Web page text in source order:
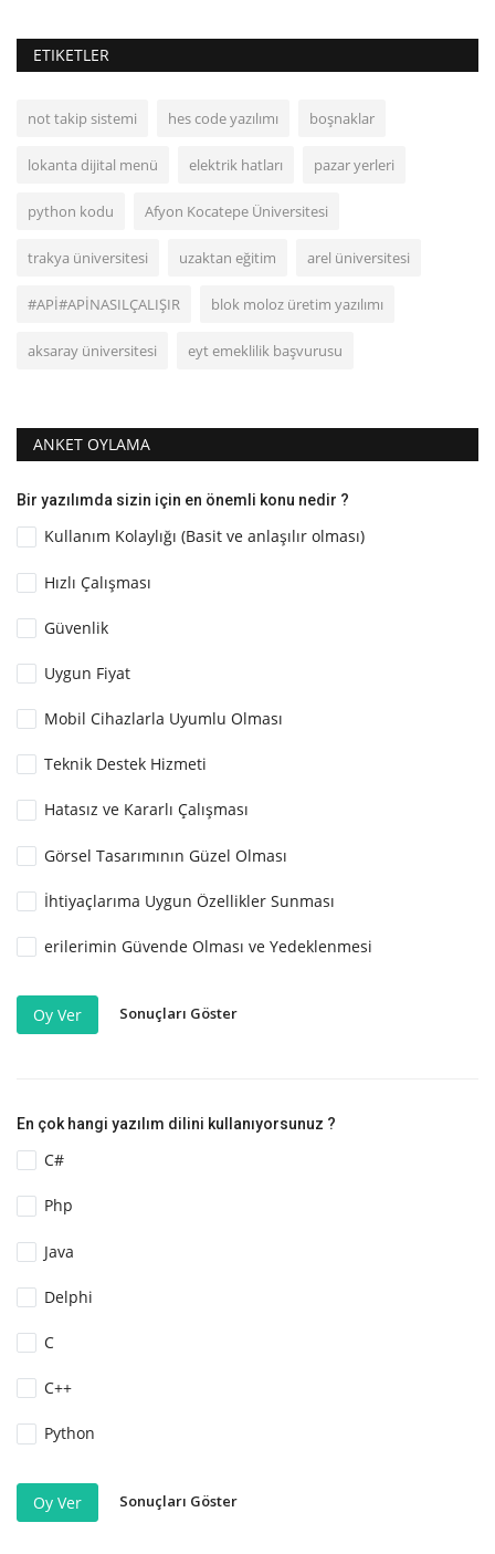
ETIKETLER
not takip sistemi hes code yazılımı boşnaklar
lokanta dijital menü elektrik hatları pazar yerleri
python kodu Afyon Kocatepe Üniversitesi
trakya üniversitesi uzaktan eğitim arel üniversitesi
#APİ#APİNASILÇALIŞIR blok moloz üretim yazılımı
aksaray üniversitesi eyt emeklilik başvurusu
ANKET OYLAMA
Bir yazılımda sizin için en önemli konu nedir ?
Kullanım Kolaylığı (Basit ve anlaşılır olması)
Hızlı Çalışması
Güvenlik
Uygun Fiyat
Mobil Cihazlarla Uyumlu Olması
Teknik Destek Hizmeti
Hatasız ve Kararlı Çalışması
Görsel Tasarımının Güzel Olması
İhtiyaçlarıma Uygun Özellikler Sunması
erilerimin Güvende Olması ve Yedeklenmesi
Oy Ver Sonuçları Göster
En çok hangi yazılım dilini kullanıyorsunuz ?
C#
Php
Java
Delphi
C
C++
Python
Oy Ver Sonuçları Göster